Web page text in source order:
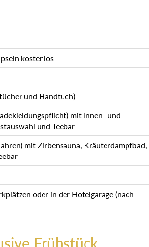
kostenlos
und Handtuch)
mit Innen- und
und Teebar
mit Zirbensauna, Kräuterdampfbad,
oder in der Hotelgarage (nach
Frühstück